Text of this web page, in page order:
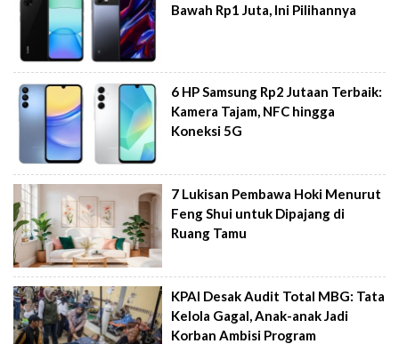
Bawah Rp1 Juta, Ini Pilihannya
6 HP Samsung Rp2 Jutaan Terbaik:
Kamera Tajam, NFC hingga
Koneksi 5G
7 Lukisan Pembawa Hoki Menurut
Feng Shui untuk Dipajang di
Ruang Tamu
KPAI Desak Audit Total MBG: Tata
Kelola Gagal, Anak-anak Jadi
Korban Ambisi Program